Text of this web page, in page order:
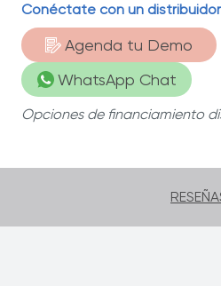
Funcional| Aptos
congelador o en
Conéctate con un
Agenda tu Demo
WhatsApp Chat
Opciones de financiamiento